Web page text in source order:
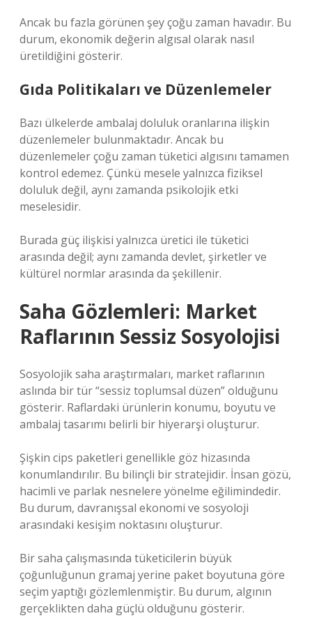
Ancak bu fazla görünen şey çoğu zaman havadır. Bu
durum, ekonomik değerin algısal olarak nasıl
üretildiğini gösterir.
Gıda Politikaları ve Düzenlemeler
Bazı ülkelerde ambalaj doluluk oranlarına ilişkin
düzenlemeler bulunmaktadır. Ancak bu
düzenlemeler çoğu zaman tüketici algısını tamamen
kontrol edemez. Çünkü mesele yalnızca fiziksel
doluluk değil, aynı zamanda psikolojik etki
meselesidir.
Burada güç ilişkisi yalnızca üretici ile tüketici
arasında değil; aynı zamanda devlet, şirketler ve
kültürel normlar arasında da şekillenir.
Saha Gözlemleri: Market
Raflarının Sessiz Sosyolojisi
Sosyolojik saha araştırmaları, market raflarının
aslında bir tür “sessiz toplumsal düzen” olduğunu
gösterir. Raflardaki ürünlerin konumu, boyutu ve
ambalaj tasarımı belirli bir hiyerarşi oluşturur.
Şişkin cips paketleri genellikle göz hizasında
konumlandırılır. Bu bilinçli bir stratejidir. İnsan gözü,
hacimli ve parlak nesnelere yönelme eğilimindedir.
Bu durum, davranışsal ekonomi ve sosyoloji
arasındaki kesişim noktasını oluşturur.
Bir saha çalışmasında tüketicilerin büyük
çoğunluğunun gramaj yerine paket boyutuna göre
seçim yaptığı gözlemlenmiştir. Bu durum, algının
gerçeklikten daha güçlü olduğunu gösterir.